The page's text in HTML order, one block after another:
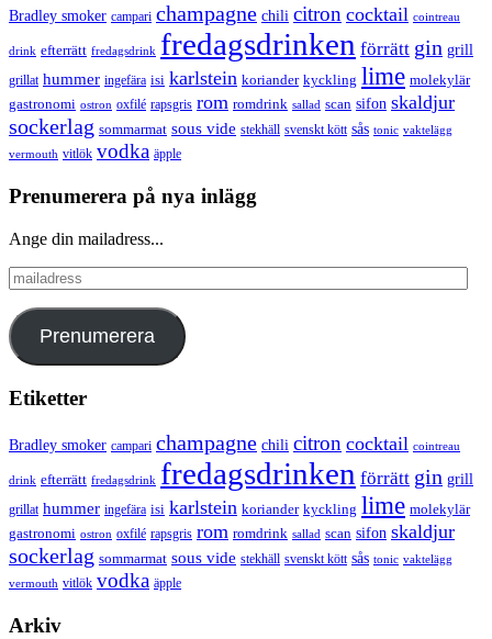
Bradley smoker campari champagne chili citron cocktail cointreau
drink efterrätt fredagsdrink fredagsdrinken förrätt gin grill
grillat hummer ingefära isi karlstein koriander kyckling lime molekylär
gastronomi ostron oxfilé rapsgris rom romdrink sallad scan sifon skaldjur
sockerlag sommarmat sous vide stekhäll svenskt kött sås tonic vaktelägg
vermouth vitlök vodka äpple
Prenumerera på nya inlägg
Ange din mailadress...
mailadress
Prenumerera
Etiketter
Bradley smoker campari champagne chili citron cocktail cointreau
drink efterrätt fredagsdrink fredagsdrinken förrätt gin grill
grillat hummer ingefära isi karlstein koriander kyckling lime molekylär
gastronomi ostron oxfilé rapsgris rom romdrink sallad scan sifon skaldjur
sockerlag sommarmat sous vide stekhäll svenskt kött sås tonic vaktelägg
vermouth vitlök vodka äpple
Arkiv